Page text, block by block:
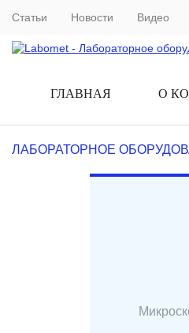
Статьи Новости Видео
ГЛАВНАЯ О
ЛАБОРАТОРНОЕ